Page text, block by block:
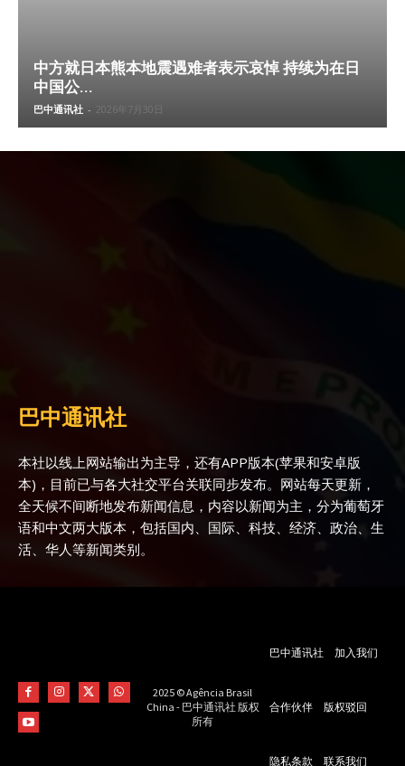
中方就日本熊本地震遇难者表示哀悼 持续为在日
中国公...
巴中通讯社 - 2026年7月30日
巴中通讯社
本社以线上网站输出为主导，还有APP版本(苹果和安卓版
本)，目前已与各大社交平台关联同步发布。网站每天更新，
全天候不间断地发布新闻信息，内容以新闻为主，分为葡萄牙
语和中文两大版本，包括国内、国际、科技、经济、政治、生
活、华人等新闻类别。
2025 © Agência Brasil
China - 巴中通讯社 版权
所有
巴中通讯社 加入我们
合作伙伴 版权驳回
隐私条款 联系我们